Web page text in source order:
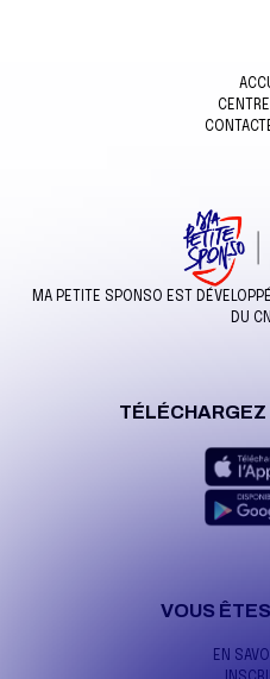
MA PETITE SPONSO EST
DU
VOUS
EN